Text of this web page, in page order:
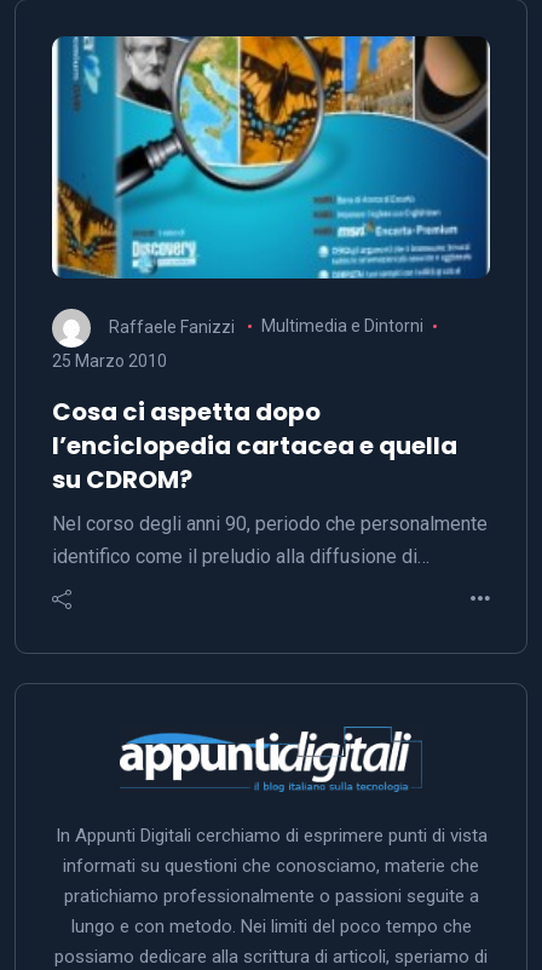
Raffaele Fanizzi
Multimedia e Dintorni
25 Marzo 2010
Cosa ci aspetta dopo
l’enciclopedia cartacea e quella
su CDROM?
Nel corso degli anni 90, periodo che personalmente
identifico come il preludio alla diffusione di…
In Appunti Digitali cerchiamo di esprimere punti di vista
informati su questioni che conosciamo, materie che
pratichiamo professionalmente o passioni seguite a
lungo e con metodo. Nei limiti del poco tempo che
possiamo dedicare alla scrittura di articoli, speriamo di